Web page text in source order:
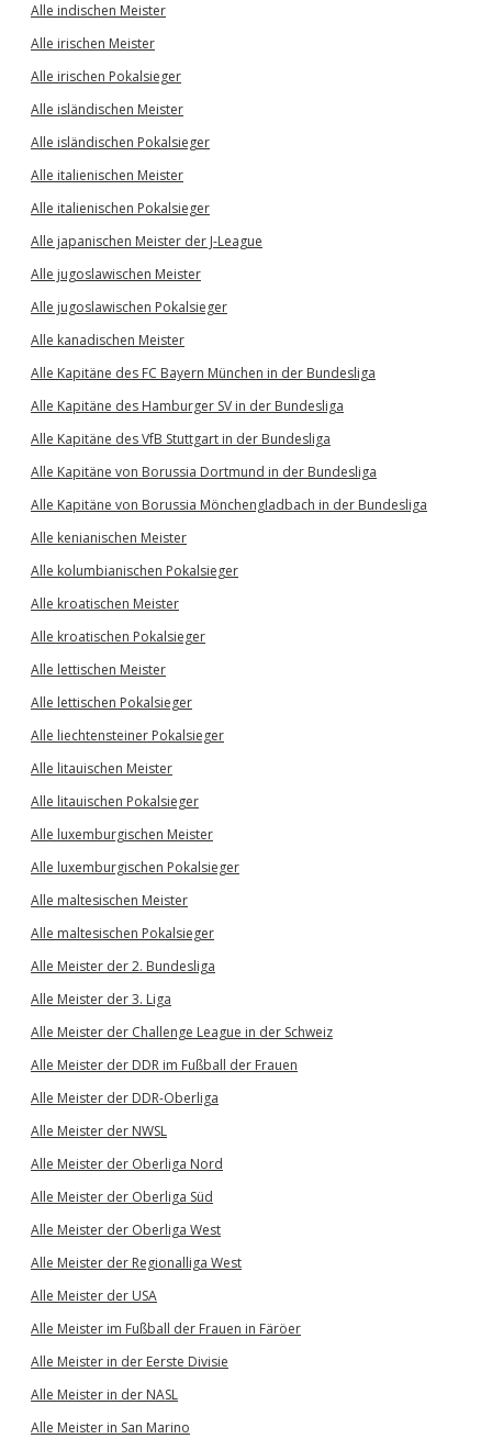
Alle indischen Meister
Alle irischen Meister
Alle irischen Pokalsieger
Alle isländischen Meister
Alle isländischen Pokalsieger
Alle italienischen Meister
Alle italienischen Pokalsieger
Alle japanischen Meister der J-League
Alle jugoslawischen Meister
Alle jugoslawischen Pokalsieger
Alle kanadischen Meister
Alle Kapitäne des FC Bayern München in der Bundesliga
Alle Kapitäne des Hamburger SV in der Bundesliga
Alle Kapitäne des VfB Stuttgart in der Bundesliga
Alle Kapitäne von Borussia Dortmund in der Bundesliga
Alle Kapitäne von Borussia Mönchengladbach in der Bundesliga
Alle kenianischen Meister
Alle kolumbianischen Pokalsieger
Alle kroatischen Meister
Alle kroatischen Pokalsieger
Alle lettischen Meister
Alle lettischen Pokalsieger
Alle liechtensteiner Pokalsieger
Alle litauischen Meister
Alle litauischen Pokalsieger
Alle luxemburgischen Meister
Alle luxemburgischen Pokalsieger
Alle maltesischen Meister
Alle maltesischen Pokalsieger
Alle Meister der 2. Bundesliga
Alle Meister der 3. Liga
Alle Meister der Challenge League in der Schweiz
Alle Meister der DDR im Fußball der Frauen
Alle Meister der DDR-Oberliga
Alle Meister der NWSL
Alle Meister der Oberliga Nord
Alle Meister der Oberliga Süd
Alle Meister der Oberliga West
Alle Meister der Regionalliga West
Alle Meister der USA
Alle Meister im Fußball der Frauen in Färöer
Alle Meister in der Eerste Divisie
Alle Meister in der NASL
Alle Meister in San Marino